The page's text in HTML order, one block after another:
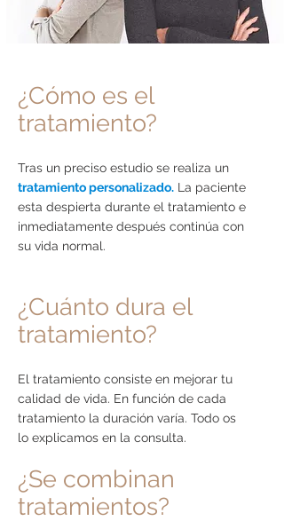
¿Cómo es el
tratamiento?
Tras un preciso estudio se realiza un
tratamiento personalizado. La paciente
esta despierta durante el tratamiento e
inmediatamente después continúa con
su vida normal.
¿Cuánto dura el
tratamiento?
El tratamiento consiste en mejorar tu
calidad de vida. En función de cada
tratamiento la duración varía. Todo os
lo explicamos en la consulta.
¿Se combinan
tratamientos?